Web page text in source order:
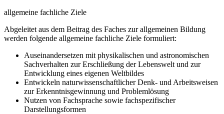
allgemeine fachliche Ziele
Abgeleitet aus dem Beitrag des Faches zur allgemeinen Bildung
werden folgende allgemeine fachliche Ziele formuliert:
Auseinandersetzen mit physikalischen und astronomischen
Sachverhalten zur Erschließung der Lebenswelt und zur
Entwicklung eines eigenen Weltbildes
Entwickeln naturwissenschaftlicher Denk- und Arbeitsweisen
zur Erkenntnisgewinnung und Problemlösung
Nutzen von Fachsprache sowie fachspezifischer
Darstellungsformen